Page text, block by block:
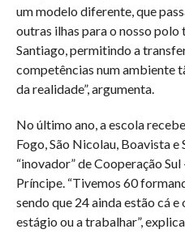
um modelo diferente, que
outras ilhas para o nosso
Santiago, permitindo a
competências num ambiente
da realidade”, argumenta.
No último ano, a escola
Fogo, São Nicolau, Boavista
“inovador” de Cooperação Sul
Príncipe. “Tivemos 60
sendo que 24 ainda estão cá
estágio ou a trabalhar”,